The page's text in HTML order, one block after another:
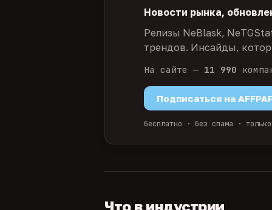
Новости рынка,
Релизы NeBlask,
трендов. Инсайды,
На сайте — 11 990
Подписаться на
бесплатно · без спама ·
Что в индустрии